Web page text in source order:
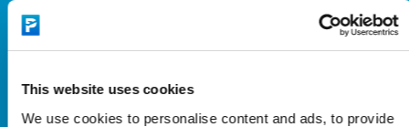
This website uses cookies
We use cookies to personalise content and ads, to provide
De reguliere parkeertarieven van
volgt: